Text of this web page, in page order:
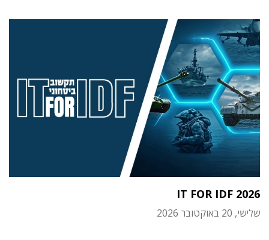
IT FOR IDF 2026
שלישי, 20 באוקטובר 2026